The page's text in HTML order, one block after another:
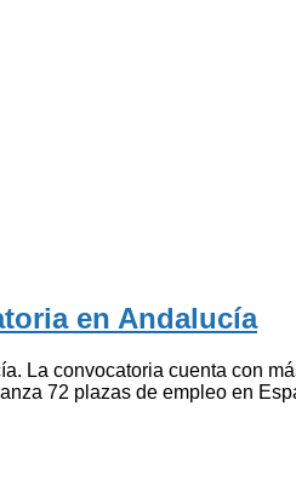
en Andalucía
La convocatoria cuenta con
72 plazas de empleo en